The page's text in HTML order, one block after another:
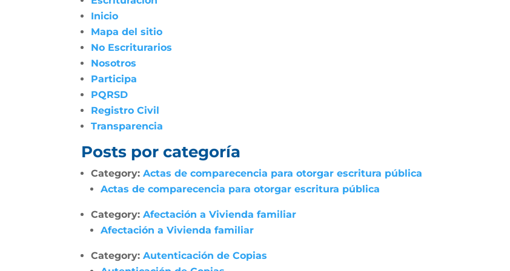
Inicio
Mapa del sitio
No Escriturarios
Nosotros
Participa
PQRSD
Registro Civil
Transparencia
Posts por categoría
Category:Actas de comparecencia para otorgar escritura pública
Actas de comparecencia para otorgar escritura pública
Category:Afectación a Vivienda familiar
Afectación a Vivienda familiar
Category:Autenticación de Copias